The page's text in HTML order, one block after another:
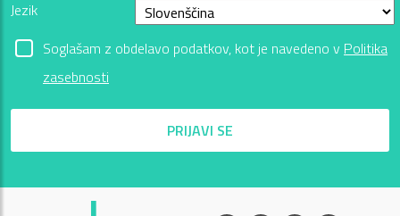
Jezik
Soglašam z obdelavo podatkov, kot je navedeno v Politika
zasebnosti
PRIJAVI SE